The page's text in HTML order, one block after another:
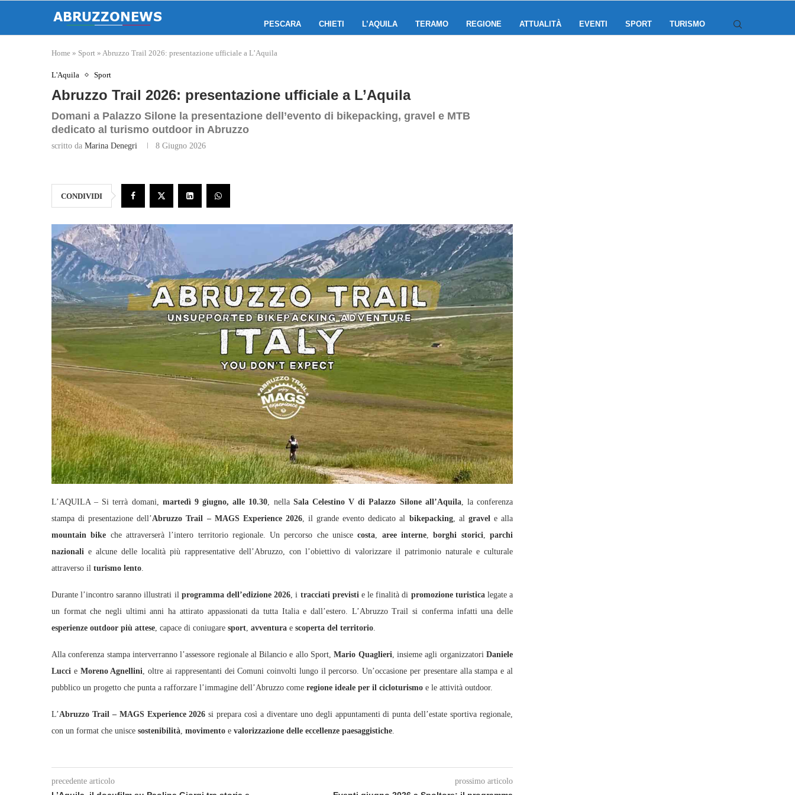
PESCARA CHIETI L’AQUILA TERAMO REGIONE ATTUALITÀ EVENTI SPORT TURISMO
Home » Sport » Abruzzo Trail 2026: presentazione ufficiale a L’Aquila
L'Aquila Sport
Abruzzo Trail 2026: presentazione ufficiale a L’Aquila
Domani a Palazzo Silone la presentazione dell’evento di bikepacking, gravel e MTB
dedicato al turismo outdoor in Abruzzo
scritto da Marina Denegri 8 Giugno 2026
CONDIVIDI
L’AQUILA – Si terrà domani, martedì 9 giugno, alle 10.30 , nella Sala Celestino V di Palazzo Silone all’Aquila, la conferenza
stampa di presentazione dell’Abruzzo Trail – MAGS Experience 2026, il grande evento dedicato al bikepacking, al gravel e alla
mountain bike che attraverserà l’intero territorio regionale. Un percorso che uniscecosta aree interne ,borghi storici
parchi
nazionali e alcune delle località più rappresentative dell’Abruzzo, con l’obiettivo di valorizzare il patrimonio naturale e culturale
attraverso il turismo lento
Durante l’incontro saranno illustrati il programma dell’edizione 2026 , i tracciati previsti e le finalità di promozione turisticalegate a
un format che negli ultimi anni ha attirato appassionati da tutta Italia e dall’estero. L’Abruzzo Trail si conferma infatti una delle
esperienze outdoor più attese , capace di coniugare sport avventura e scoperta del territorio
Alla conferenza stampa interverranno l’assessore regionale al Bilancio e allo Sport, Mario Quaglieri , insieme agli organizzatori Daniele
Lucci e Moreno Agnellini , oltre ai rappresentanti dei Comuni coinvolti lungo il percorso. Un’occasione per presentare alla stampa e al
pubblico un progetto che punta a rafforzare l’immagine dell’Abruzzo come regione ideale per il cicloturismo e le attività outdoor.
L’Abruzzo Trail – MAGS Experience 2026 si prepara così a diventare uno degli appuntamenti di punta dell’estate sportiva regionale,
con un format che unisce sostenibilità movimento e valorizzazione delle eccellenze paesaggistiche
precedente articolo prossimo articolo